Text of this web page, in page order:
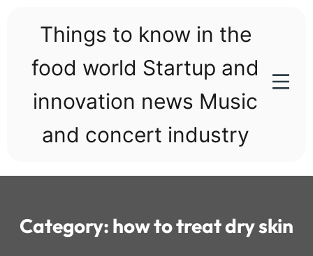
Things to know in the
food world Startup and
innovation news Music
and concert industry
Category: how to treat dry skin